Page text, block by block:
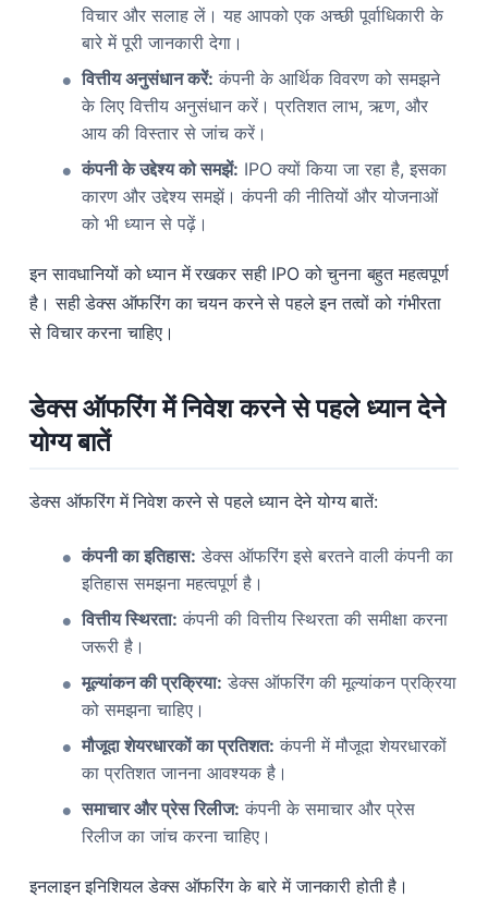
विचार और सलाह लें। यह आपको एक अच्छी पूर्वाधिकारी के
बारे में पूरी जानकारी देगा।
वित्तीय अनुसंधान करें: कंपनी के आर्थिक विवरण को समझने
के लिए वित्तीय अनुसंधान करें। प्रतिशत लाभ, ऋण, और
आय की विस्तार से जांच करें।
कंपनी के उद्देश्य को समझें: IPO क्यों किया जा रहा है, इसका
कारण और उद्देश्य समझें। कंपनी की नीतियों और योजनाओं
को भी ध्यान से पढ़ें।
इन सावधानियों को ध्यान में रखकर सही IPO को चुनना बहुत महत्वपूर्ण
है। सही डेक्स ऑफरिंग का चयन करने से पहले इन तत्वों को गंभीरता
से विचार करना चाहिए।
डेक्स ऑफरिंग में निवेश करने से पहले ध्यान देने
योग्य बातें
डेक्स ऑफरिंग में निवेश करने से पहले ध्यान देने योग्य बातें:
कंपनी का इतिहास: डेक्स ऑफरिंग इसे बरतने वाली कंपनी का
इतिहास समझना महत्वपूर्ण है।
वित्तीय स्थिरता: कंपनी की वित्तीय स्थिरता की समीक्षा करना
जरूरी है।
मूल्यांकन की प्रक्रिया: डेक्स ऑफरिंग की मूल्यांकन प्रक्रिया
को समझना चाहिए।
मौजूदा शेयरधारकों का प्रतिशत: कंपनी में मौजूदा शेयरधारकों
का प्रतिशत जानना आवश्यक है।
समाचार और प्रेस रिलीज: कंपनी के समाचार और प्रेस
रिलीज का जांच करना चाहिए।
इनलाइन इनिशियल डेक्स ऑफरिंग के बारे में जानकारी होती है।